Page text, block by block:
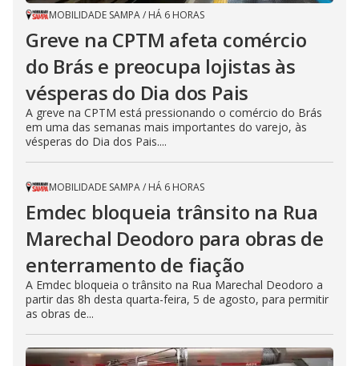
MOBILIDADE SAMPA/ HÁ 6 HORAS
Greve na CPTM afeta comércio
do Brás e preocupa lojistas às
vésperas do Dia dos Pais
A greve na CPTM está pressionando o comércio do Brás
em uma das semanas mais importantes do varejo, às
vésperas do Dia dos Pais....
MOBILIDADE SAMPA/ HÁ 6 HORAS
Emdec bloqueia trânsito na Rua
Marechal Deodoro para obras de
enterramento de fiação
A Emdec bloqueia o trânsito na Rua Marechal Deodoro a
partir das 8h desta quarta-feira, 5 de agosto, para permitir
as obras de...